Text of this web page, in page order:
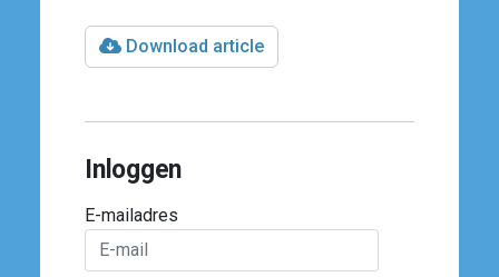
Download article
Inloggen
E-mailadres